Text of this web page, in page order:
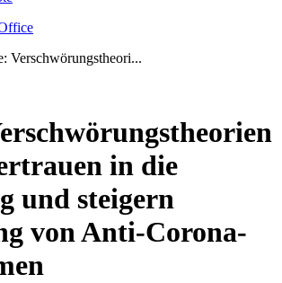
Verschwörungstheori...
in die
und steigern
von Anti-Corona-